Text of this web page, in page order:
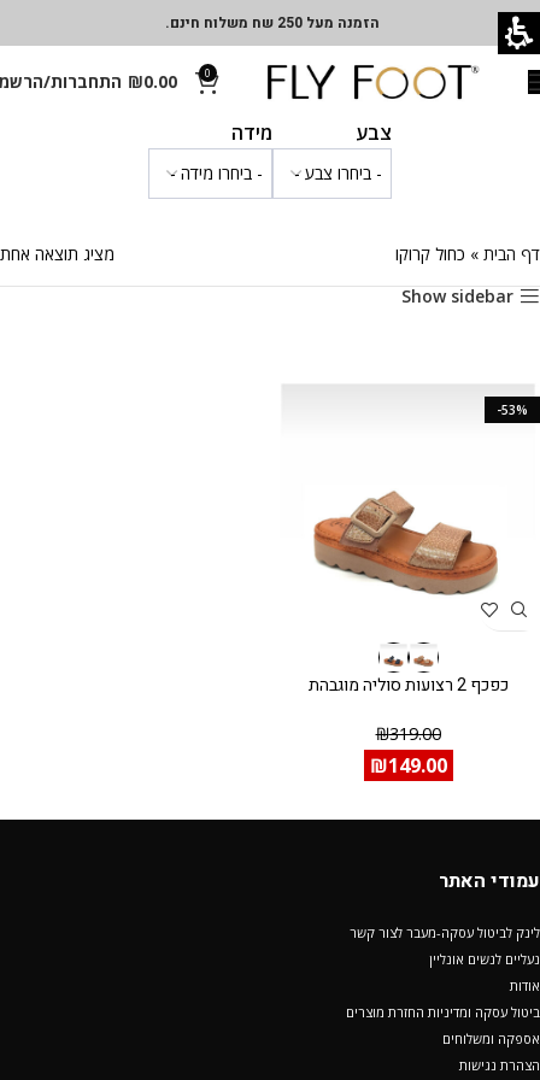
הזמנה מעל 250 שח משלוח חינם.
0
₪0.00 התחברות/
צבע מידה
דף הבית » כחול קרוקו
מציג תוצאה אחת
Show sidebar
-53%
כפכף 2 רצועות סוליה מוגבהת
₪319.00
₪149.00
עמודי האתר
לינק לביטול עסקה-מעבר לצור קשר
נעליים לנשים אונליין
אודות
ביטול עסקה ומדיניות החזרת מוצרים
אספקה ומשלוחים
הצהרת נגישות